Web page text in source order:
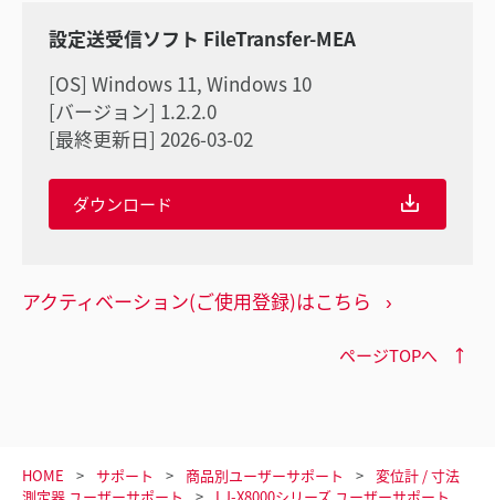
設定送受信ソフト FileTransfer-MEA
[OS] Windows 11, Windows 10
[バージョン] 1.2.2.0
[最終更新日] 2026-03-02
ダウンロード
アクティベーション(ご使用登録)はこちら
ページTOPへ
HOME サポート 商品別ユーザーサポート
変位計 / 寸法